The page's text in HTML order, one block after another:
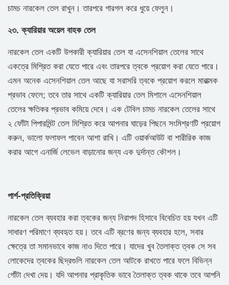
চামচ নারকেল তেল রাখুন। তারপরে গারগল করে ধুয়ে ফেলুন।
২৩. ক্যারিয়ার অয়েল বাহক তেল
নারকেল তেল একটি উপকারী ক্যারিয়ার তেল যা এসেনশিয়াল তেলের সাথে
একত্রে মিশ্রিত করা যেতে পারে এবং তারপরে ত্বকে প্রয়োগ করা যেতে পারে।
এমন অনেক এসেনশিয়াল তেল আছে যা সরাসরি ত্বকে প্রয়োগ করলে মারাত্মক
প্রভাব ফেলে; তবে তার সাথে একটি ক্যারিয়ার তেল মিশালে এসেনশিয়াল
তেলের ক্ষতিকর প্রভাব কমিয়ে দেবে। এক টেবিল চামচ নারকেল তেলের সাথে
২ ফোঁটা পিপারমিন্ট তেল মিশ্রিত করে আপনার ঘাড়ের পিছনে সংমিশ্রণটি প্রয়োগ
করুন, ভালো ফলাফল পাবেন আশা রাখি। এটি ওয়ার্কআউট বা শারীরিক কাজ
করার আগে এনার্জি লেভেল বাড়ানোর জন্য এক দুর্দান্ত কৌশল।
পার্শ-প্রতিক্রিয়া
নারকেল তেল ব্যবহার করা ত্বকের জন্য নিরাপদ হিসাবে বিবেচিত হয় যখন এটি
সাধারণ পরিমাণে ব্যবহৃত হয়। তবে এটি ব্রণের জন্য ব্যবহার হলে, সবার
ক্ষেত্রে তা সমানভাবে কাজ নাও দিতে পারে। যাদের খুব তৈলাক্ত ত্বক সে সব
লোকেদের ত্বকের ছিদ্রগুলি নারকেল তেল আটকে রাখতে পারে ফলে বিভিন্ন
গোঁটা দেখা দেয়। যদি আপনার প্রাকৃতিক ভাবে তৈলাক্ত ত্বক থাকে তবে আপনি